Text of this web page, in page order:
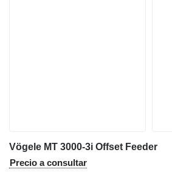
Vögele MT 3000-3i Offset Feeder
Precio a consultar